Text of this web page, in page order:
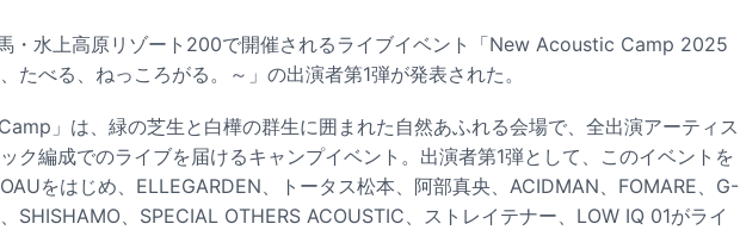
・水上高原リゾート200で開催されるライブイベント「New Acoustic Camp 2025
たべる、ねっころがる。～」の出演者第1弾が発表された。
」は、緑の芝生と白樺の群生に囲まれた自然あふれる会場で、全出演アーティス
ク編成でのライブを届けるキャンプイベント。出演者第1弾として、このイベントを
をはじめ、ELLEGARDEN、トータス松本、阿部真央、ACIDMAN、FOMARE、G-
SHISHAMO、SPECIAL OTHERS ACOUSTIC、ストレイテナー、LOW IQ 01がライ